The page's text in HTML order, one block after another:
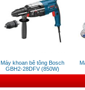
Máy khoan bê tông Bosch
GBH2-28DFV (850W)